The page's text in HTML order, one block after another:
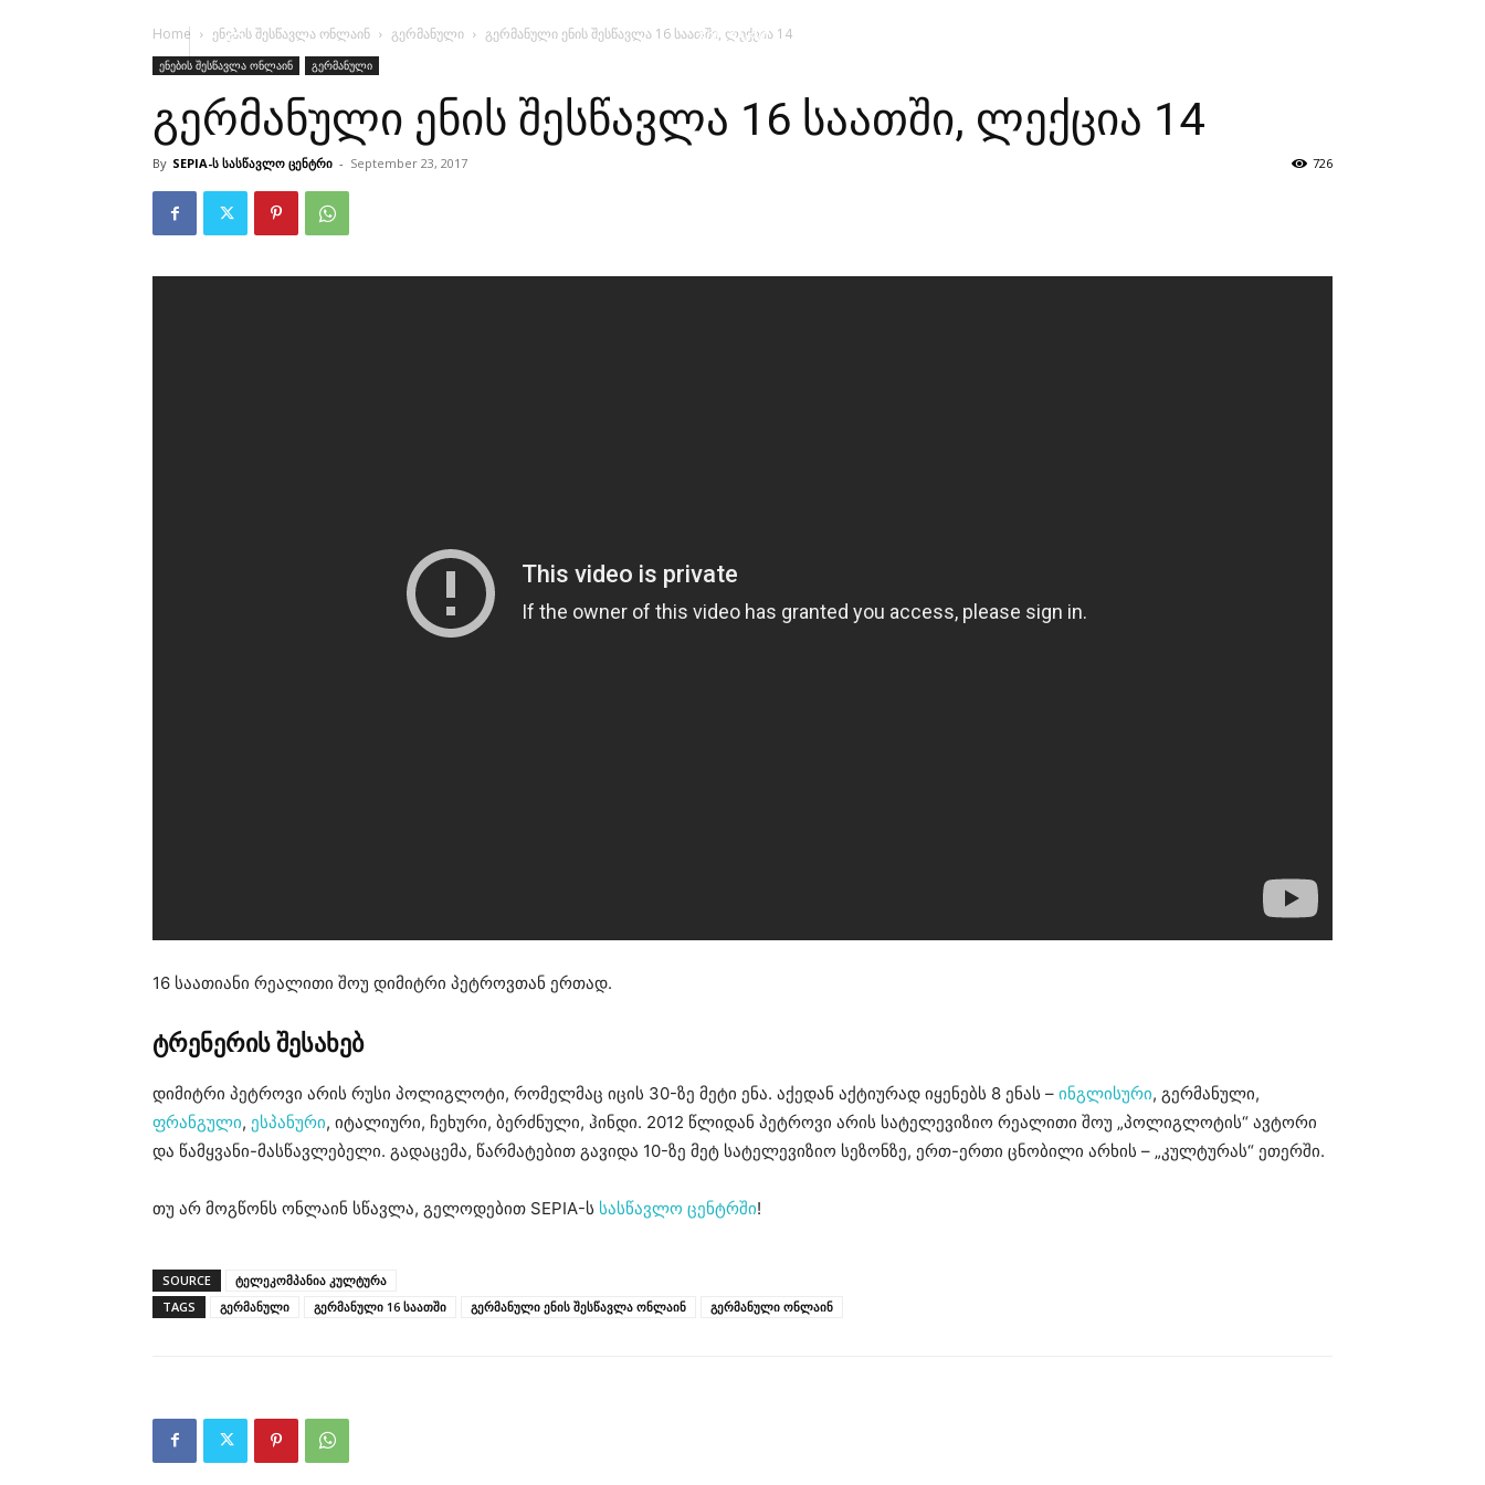
მთავარი
Home ენების შესწავლა ონლაინ გერმანული გერმანული ენის შესწავლა 16 საათში, ლექცია 14
ენების შესწავლა ონლაინ გერმანული
გერმანული ენის შესწავლა 16 საათში, ლექცია 14
By SEPIA-ს სასწავლო ცენტრი - September 23, 2017 726
16 საათიანი რეალითი შოუ დიმიტრი პეტროვთან ერთად.
ტრენერის შესახებ
დიმიტრი პეტროვი არის რუსი პოლიგლოტი, რომელმაც იცის 30-ზე მეტი ენა. აქედან აქტიურად იყენებს 8 ენას – ინგლისური, გერმანული,
ფრანგული, ესპანური, იტალიური, ჩეხური, ბერძნული, ჰინდი. 2012 წლიდან პეტროვი არის სატელევიზიო რეალითი შოუ „პოლიგლოტის“ ავტორი
და წამყვანი-მასწავლებელი. გადაცემა, წარმატებით გავიდა 10-ზე მეტ სატელევიზიო სეზონზე, ერთ-ერთი ცნობილი არხის – „კულტურას“ ეთერში.
თუ არ მოგწონს ონლაინ სწავლა, გელოდებით SEPIA-ს სასწავლო ცენტრში!
SOURCE
ტელეკომპანია კულტურა
TAGS
გერმანული გერმანული 16 საათში გერმანული ენის შესწავლა ონლაინ გერმანული ონლაინ